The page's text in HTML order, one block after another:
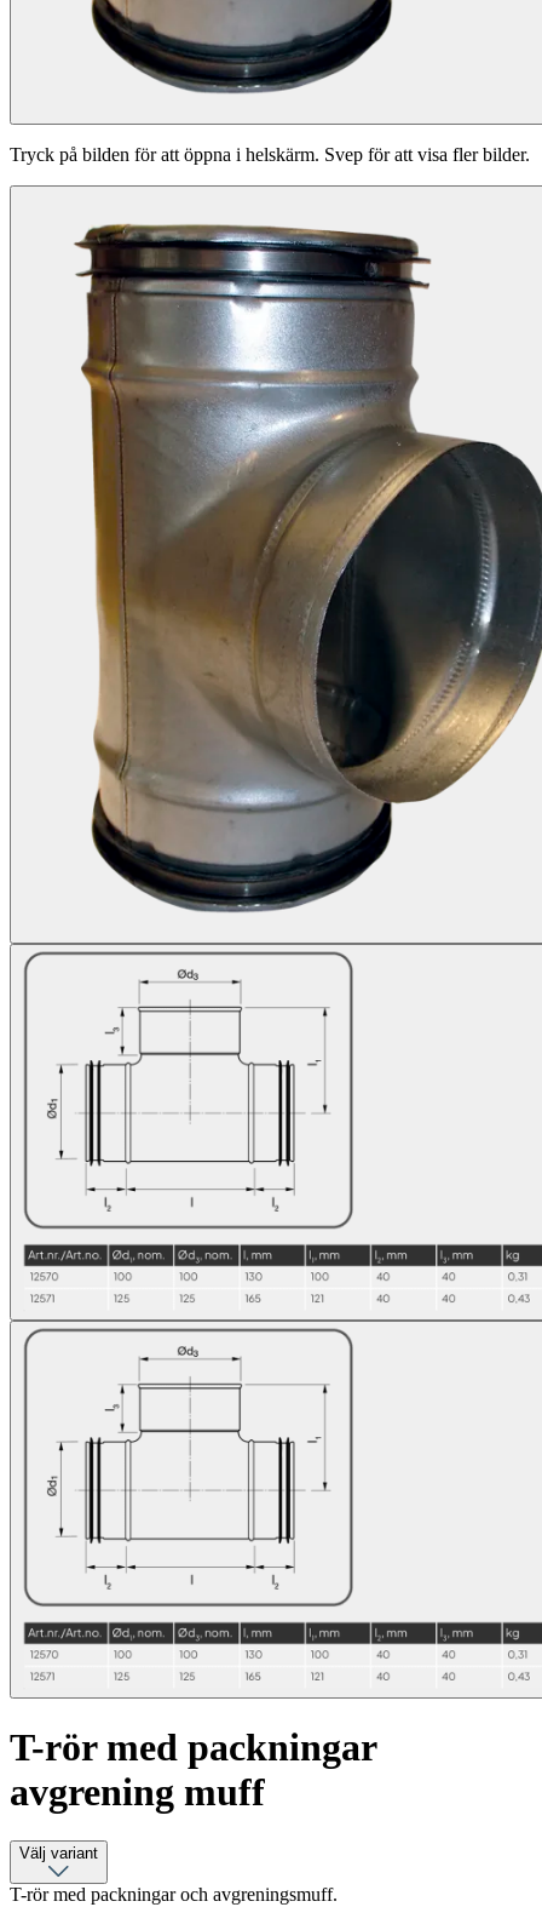
Tryck på bilden för att öppna i helskärm. Svep för att visa fler bilder.
T-rör med packningar
avgrening muff
Välj variant
T-rör med packningar och avgreningsmuff.